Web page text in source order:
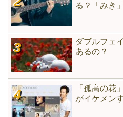
る？「みき
ダブルフェ
あるの？
「孤高の花
がイケメン